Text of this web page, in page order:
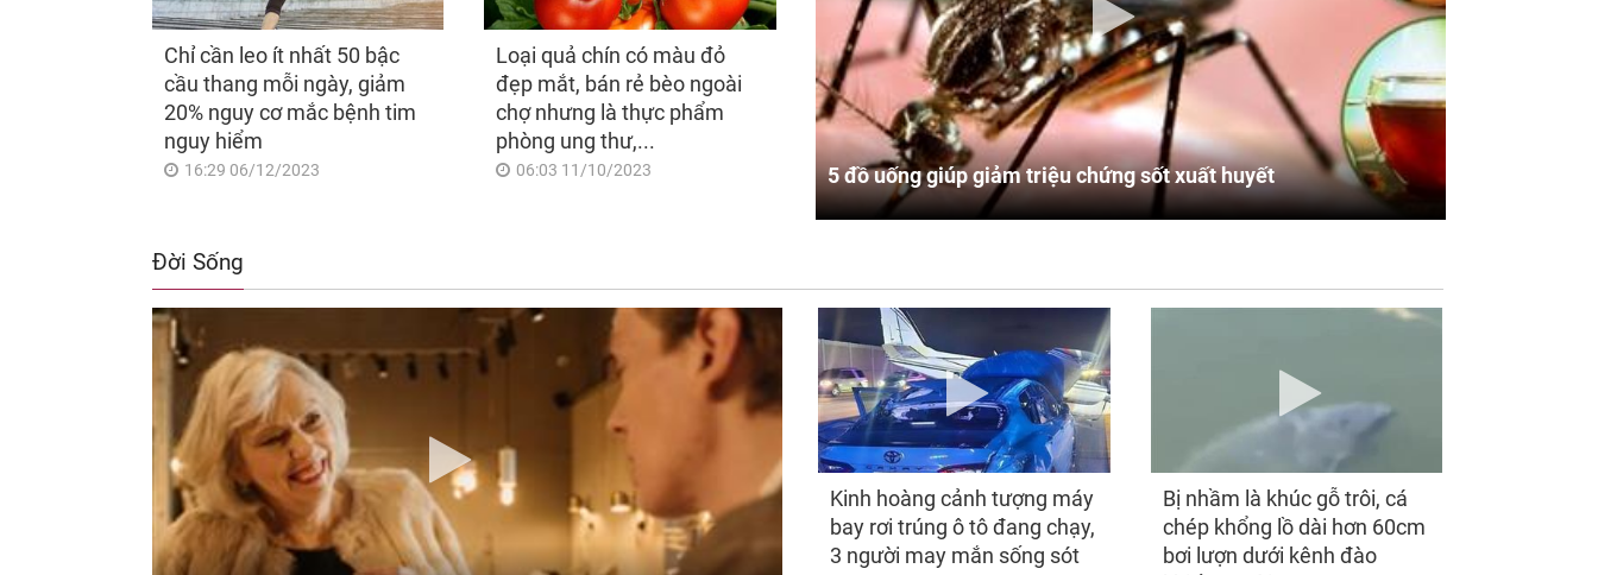
Chỉ cần leo ít nhất 50 bậc
cầu thang mỗi ngày, giảm
20% nguy cơ mắc bệnh tim
nguy hiểm
16:29 06/12/2023
Loại quả chín có màu đỏ
đẹp mắt, bán rẻ bèo ngoài
chợ nhưng là thực phẩm
phòng ung thư,...
06:03 11/10/2023 5 đồ uống giúp giảm triệu chứng sốt xuất huyết
Đời Sống
Kinh hoàng cảnh tượng máy
bay rơi trúng ô tô đang chạy,
3 người may mắn sống sót
Bị nhầm là khúc gỗ trôi, cá
chép khổng lồ dài hơn 60cm
bơi lượn dưới kênh đào